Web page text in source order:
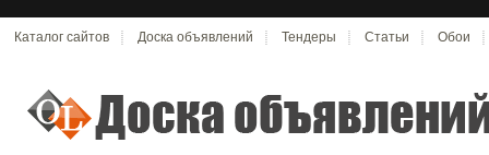
Каталог сайтов Доска объявлений Тендеры Статьи Обои